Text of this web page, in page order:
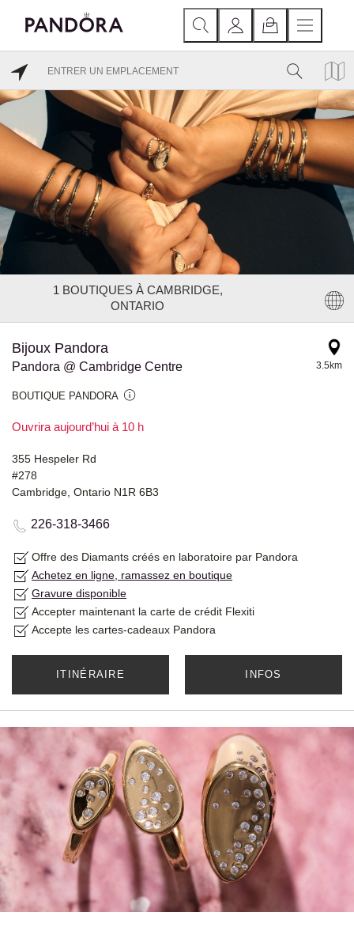
1 BOUTIQUES À CAMBRIDGE,
ONTARIO
Bijoux Pandora
Pandora @ Cambridge Centre
BOUTIQUE PANDORA
Ouvrira aujourd’hui à 10 h
3.5km
355 Hespeler Rd
#278
Cambridge, Ontario N1R 6B3
226-318-3466
Offre des Diamants créés en laboratoire par Pandora
Achetez en ligne, ramassez en boutique
Gravure disponible
Accepter maintenant la carte de crédit Flexiti
Accepte les cartes-cadeaux Pandora
ITINÉRAIRE INFOS